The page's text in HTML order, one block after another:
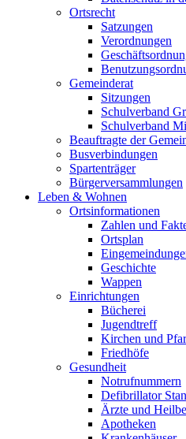
Ortsrecht
Satzungen
Verordnungen
Gemeinderat
Sitzungen
Schulverband
Schulverband
Beauftragte der
Busverbindungen
Spartenträger
Bürgerversammlungen
Leben & Wohnen
Ortsinformationen
Zahlen und
Ortsplan
Geschichte
Wappen
Einrichtungen
Bücherei
Jugendtreff
Kirchen und
Friedhöfe
Gesundheit
Notrufnummern
Defibrillator
Ärzte und
Apotheken